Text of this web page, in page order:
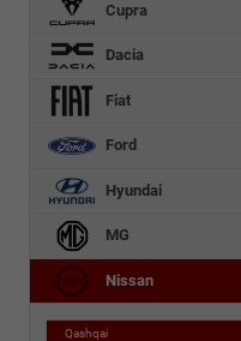
Cupra
Dacia
Fiat
Ford
Hyundai
MG
Nissan
Qashqai